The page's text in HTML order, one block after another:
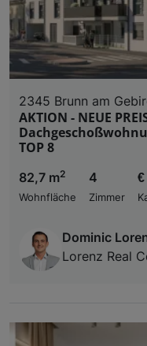
2345 Brunn am
AKTION - NEUE
TOP 8
82,7 m2
Wohnfläche
4
Zimmer
Dominic
Lorenz Real